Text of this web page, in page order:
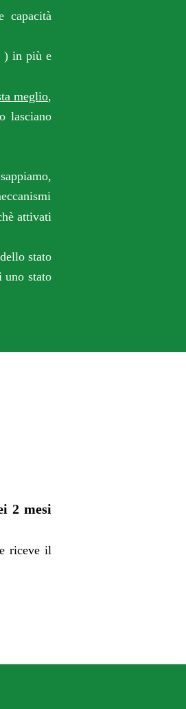
capacità
) in più e
meglio,
lasciano
attivati
stato
uno stato
2 mesi
riceve il